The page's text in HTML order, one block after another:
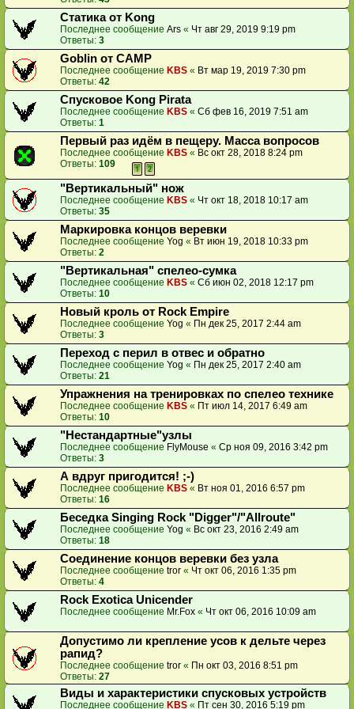
Статика от Kong
Последнее сообщение Ars « Чт авг 29, 2019 9:19 pm
Ответы: 3
Goblin от CAMP
Последнее сообщение KBS « Вт мар 19, 2019 7:30 pm
Ответы: 42
Спусковое Kong Pirata
Последнее сообщение KBS « Сб фев 16, 2019 7:51 am
Ответы: 1
Первый раз идём в пещеру. Масса вопросов
Последнее сообщение KBS « Вс окт 28, 2018 8:24 pm
Ответы: 109 1 2
"Вертикальный" нож
Последнее сообщение KBS « Чт окт 18, 2018 10:17 am
Ответы: 35
Маркировка концов веревки
Последнее сообщение Yog « Вт июн 19, 2018 10:33 pm
Ответы: 2
"Вертикальная" спелео-сумка
Последнее сообщение KBS « Сб июн 02, 2018 12:17 pm
Ответы: 10
Новый кроль от Rock Empire
Последнее сообщение Yog « Пн дек 25, 2017 2:44 am
Ответы: 3
Переход с перил в отвес и обратно
Последнее сообщение Yog « Пн дек 25, 2017 2:40 am
Ответы: 21
Упражнения на тренировках по спелео технике
Последнее сообщение KBS « Пт июл 14, 2017 6:49 am
Ответы: 10
"Нестандартные"узлы
Последнее сообщение FlyMouse « Ср ноя 09, 2016 3:42 pm
Ответы: 3
А вдруг пригодится! ;-)
Последнее сообщение KBS « Вт ноя 01, 2016 6:57 pm
Ответы: 16
Беседка Singing Rock "Digger"/"Allroute"
Последнее сообщение Yog « Вс окт 23, 2016 2:49 am
Ответы: 18
Соединение концов веревки без узла
Последнее сообщение tror « Чт окт 06, 2016 1:35 pm
Ответы: 4
Rock Exotica Unicender
Последнее сообщение Mr.Fox « Чт окт 06, 2016 10:09 am
Допустимо ли крепление усов к дельте через
рапид?
Последнее сообщение tror « Пн окт 03, 2016 8:51 pm
Ответы: 27
Виды и характеристики спусковых устройств
Последнее сообщение KBS « Пт сен 30, 2016 5:19 pm